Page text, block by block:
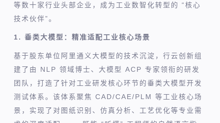
等数十家行业头部企业，成为工业数智化转型的 “核心
技术伙伴”。
1. 垂类大模型：精准适配工业核心场景
基于股东单位阿里通义大模型的技术沉淀，行云创新组
建了由 NLP 领域博士、大模型 ACP 专家领衔的研发
团队，打造了针对工业研发核心环节的垂类大模型开发
测试体系。该体系聚焦 CAD/CAE/PLM 等工业核心场
景，实现了对图纸识别、仿真分析、工艺优化等专业需